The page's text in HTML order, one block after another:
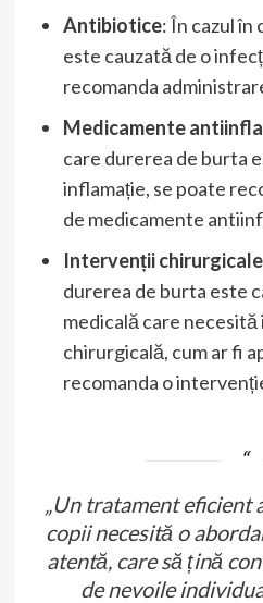
Antibiotice: În cazul în
este cauzată de o
recomanda
Medicamente
care durerea de burta
inflamație, se poate
de medicamente
Intervenții chirurgicale
durerea de burta este
medicală care
chirurgicală, cum ar fi
recomanda o
„Un tratament eficient
copii necesită o
atentă, care să țină
de nevoile